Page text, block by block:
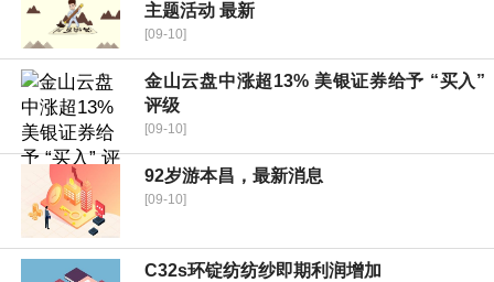
主题活动 最新
[09-10]
金山云盘中涨超13% 美银证券给予 “买入”
评级
[09-10]
92岁游本昌，最新消息
[09-10]
C32s环锭纺纺纱即期利润增加